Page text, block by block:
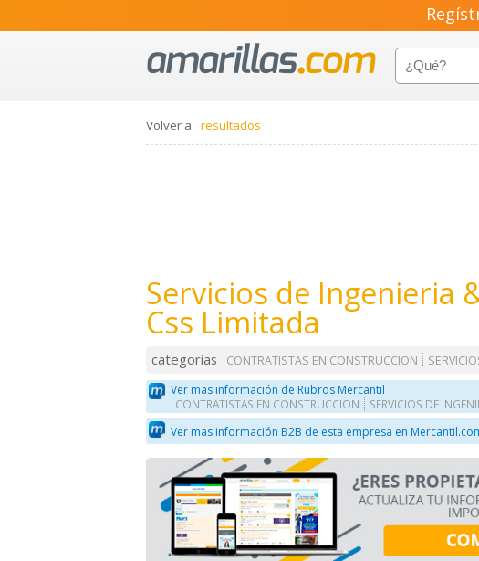
Volver a: resultados
Servicios de Ingenieria
Css Limitada
categorías CONTRATISTAS EN CONSTRUCCION
Ver mas información de Rubros Mercantil
CONTRATISTAS EN CONSTRUCCION SERVICIOS DE
Ver mas información B2B de esta empresa en